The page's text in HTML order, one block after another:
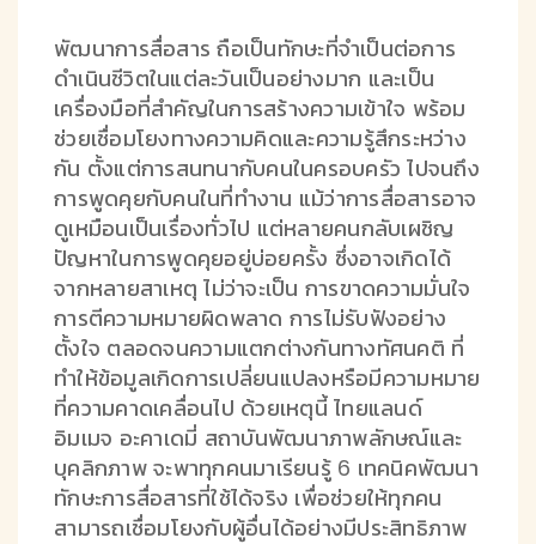
พัฒนาการสื่อสาร ถือเป็นทักษะที่จำเป็นต่อการ
ดำเนินชีวิตในแต่ละวันเป็นอย่างมาก และเป็น
เครื่องมือที่สำคัญในการสร้างความเข้าใจ พร้อม
ช่วยเชื่อมโยงทางความคิดและความรู้สึกระหว่าง
กัน ตั้งแต่การสนทนากับคนในครอบครัว ไปจนถึง
การพูดคุยกับคนในที่ทำงาน แม้ว่าการสื่อสารอาจ
ดูเหมือนเป็นเรื่องทั่วไป แต่หลายคนกลับเผชิญ
ปัญหาในการพูดคุยอยู่บ่อยครั้ง ซึ่งอาจเกิดได้
จากหลายสาเหตุ ไม่ว่าจะเป็น การขาดความมั่นใจ
การตีความหมายผิดพลาด การไม่รับฟังอย่าง
ตั้งใจ ตลอดจนความแตกต่างกันทางทัศนคติ ที่
ทำให้ข้อมูลเกิดการเปลี่ยนแปลงหรือมีความหมาย
ที่ความคาดเคลื่อนไป ด้วยเหตุนี้ ไทยแลนด์
อิมเมจ อะคาเดมี่ สถาบันพัฒนาภาพลักษณ์และ
บุคลิกภาพ จะพาทุกคนมาเรียนรู้ 6 เทคนิคพัฒนา
ทักษะการสื่อสารที่ใช้ได้จริง เพื่อช่วยให้ทุกคน
สามารถเชื่อมโยงกับผู้อื่นได้อย่างมีประสิทธิภาพ